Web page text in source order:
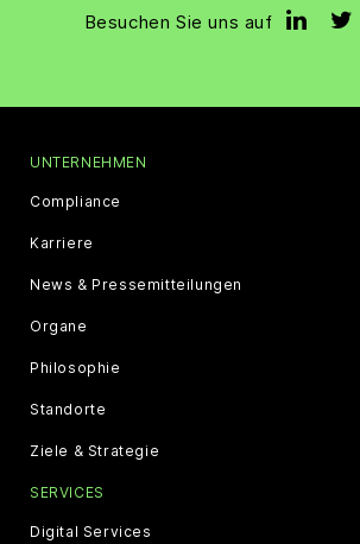
Besuchen Sie uns auf
UNTERNEHMEN
Compliance
Karriere
News & Pressemitteilungen
Organe
Philosophie
Standorte
Ziele & Strategie
SERVICES
Digital Services